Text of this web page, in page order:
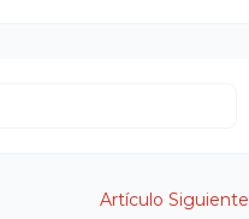
Artículo Siguiente